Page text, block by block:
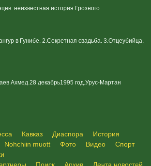
неизвестная история Грозного
в Гунибе. 2.Секретная свадьба. 3.Отцеубийца.
Ахмед.28 декабрь1995 год.Урус-Мартан
Кавказ Диаспора
История
Nohchiin muott Фото Видео
Спорт